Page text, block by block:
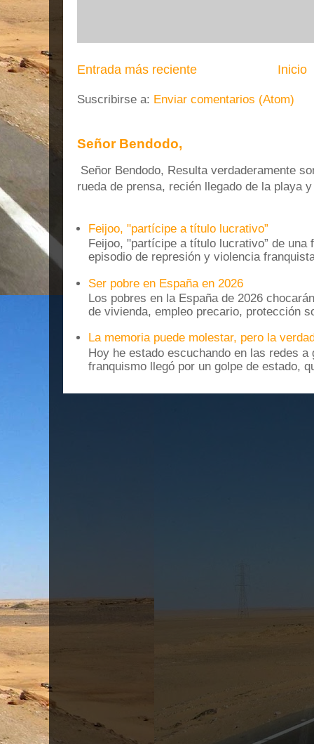
Entrada más reciente Inicio
Suscribirse a: Enviar comentarios (Atom)
Señor Bendodo,
Señor Bendodo, Resulta verdaderamente
rueda de prensa, recién llegado de la playa
Feijoo, "partícipe a título lucrativo”
Feijoo, "partícipe a título lucrativo” de una
episodio de represión y violencia
Ser pobre en España en 2026
Los pobres en la España de 2026
de vivienda, empleo precario, protección
La memoria puede molestar, pero la
Hoy he estado escuchando en las redes a
franquismo llegó por un golpe de estado,